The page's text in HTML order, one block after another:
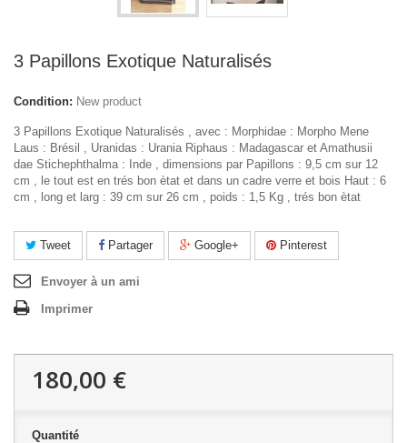
3 Papillons Exotique Naturalisés
Condition: New product
3 Papillons Exotique Naturalisés , avec : Morphidae : Morpho Mene
Laus : Brésil , Uranidas : Urania Riphaus : Madagascar et Amathusii
dae Stichephthalma : Inde , dimensions par Papillons : 9,5 cm sur 12
cm , le tout est en trés bon ètat et dans un cadre verre et bois Haut : 6
cm , long et larg : 39 cm sur 26 cm , poids : 1,5 Kg , trés bon ètat
Tweet Partager Google+ Pinterest
Envoyer à un ami
Imprimer
180,00 €
Quantité